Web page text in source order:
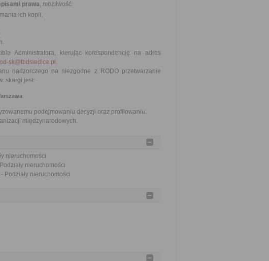
prawa, możliwość:
ich kopii,
Administratora, kierując korespondencję na adres
sk@tbdsiedlce.pl .
nadzorczego na niezgodne z RODO przetwarzanie
skargi jest:
podejmowaniu decyzji oraz profilowaniu.
międzynarodowych.
nieruchomości
nieruchomości
Podziały nieruchomości